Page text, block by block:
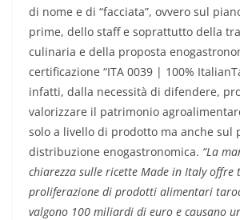
di nome e di “facciata”, ovvero sul
prime, dello staff e soprattutto della
culinaria e della proposta
certificazione “ITA 0039 | 100%
infatti, dalla necessità di difendere,
valorizzare il patrimonio
solo a livello di prodotto ma anche sul
distribuzione enogastronomica. “La
chiarezza sulle ricette Made in Italy
proliferazione di prodotti alimentari
valgono 100 miliardi di euro e causano